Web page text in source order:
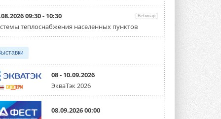
работающую на хладагенте R1234ze ...
Mitsubishi расширяет
направление систем
компанию MEHITS US Inc. ...
США запретили использование
иностранных инверторов
28 июля 2026 года Федеральная
комиссия по связи США (FCC) обновила
09:30 - 10:30 Вебинар
теплоснабжения населенных пунктов
08 - 10.09.2026
ЭкваТэк 2026
08.09.2026 00:00